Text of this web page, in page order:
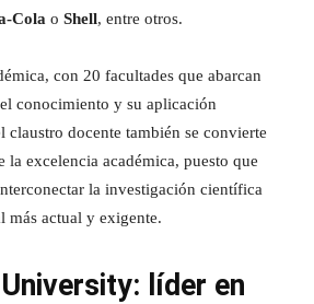
Cola o Shell, entre otros.
con 20 facultades que abarcan
conocimiento y su aplicación
claustro docente también se convierte
la excelencia académica, puesto que
la investigación científica
más actual y exigente.
líder en